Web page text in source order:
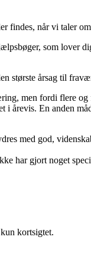
findes, når vi taler
som lover
største årsag til
men fordi flere
årevis. En anden
med god,
har gjort noget
kortsigtet.